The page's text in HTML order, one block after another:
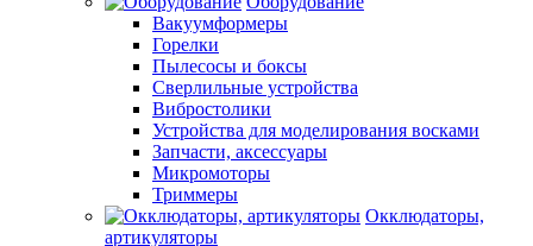
Вакуумформеры
Горелки
Пылесосы и боксы
Сверлильные устройства
Вибростолики
Устройства для моделирования восками
Запчасти, аксессуары
Микромоторы
Триммеры
Окклюдаторы,
артикуляторы